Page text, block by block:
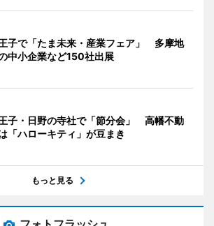
子で「たま未来・産業フェア」 多摩地
中小企業など150社出展
子・日野の寺社で「節分会」 高幡不動
「ハローキティ」が豆まき
もっと見る